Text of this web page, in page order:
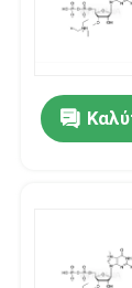
Περίπου
Ποιοτικός